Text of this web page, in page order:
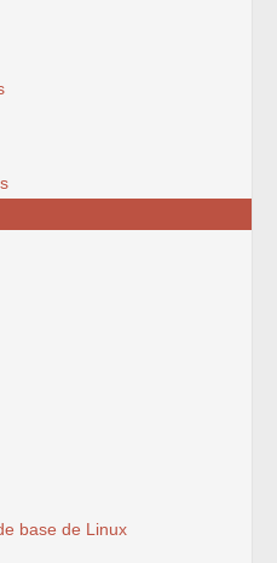
base de Linux